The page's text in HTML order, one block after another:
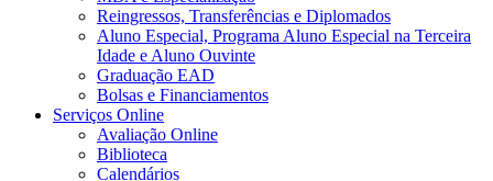
Reingressos, Transferências e Diplomados
Aluno Especial, Programa Aluno Especial na Terceira
Idade e Aluno Ouvinte
Graduação EAD
Bolsas e Financiamentos
Serviços Online
Avaliação Online
Biblioteca
Calendários